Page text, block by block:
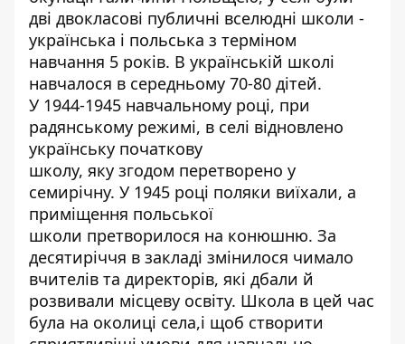
дві двокласові публичні вселюдні школи -
українська і польська з терміном
навчання 5 років. В українській школі
навчалося в середньому 70-80 дітей.
У 1944-1945 навчальному році, при
радянському режимі, в селі відновлено
українську початкову
школу, яку згодом перетворено у
семирічну. У 1945 році поляки виїхали, а
приміщення польської
школи претворилося на конюшню. За
десятиріччя в закладі змінилося чимало
вчителів та директорів, які дбали й
розвивали місцеву освіту. Школа в цей час
була на околиці села,і щоб створити